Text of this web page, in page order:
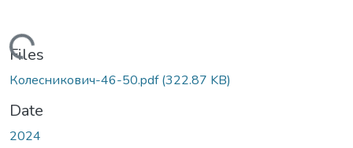
Loading...
Files
Колесникович-46-50.pdf(322.87 KB)
Date
2024